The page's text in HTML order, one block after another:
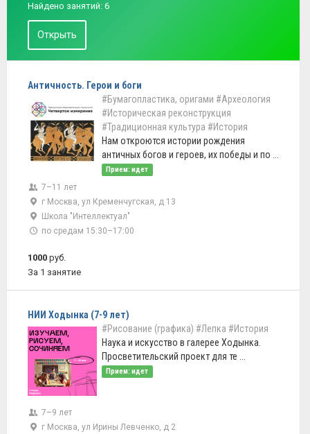
Найдено занятий: 6
Открыть
Античность. Герои и боги
#Бумагопластика, оригами #Археология
#Историческая реконструкция
#Традиционная культура #История
Нам откроются истории рождения
античных богов и героев, их победы и по ...
Прием: идет
7–11 лет
г Москва, ул Кременчугская, д 13
Школа "Интеллектуал"
по средам 15:30–17:00
1000 руб.
За 1 занятие
НИИ Ходынка (7-9 лет)
#Рисование (графика) #Лепка #История
Наука и искусство в галерее Ходынка.
Просветительский проект для те ...
Прием: идет
7–9 лет
г Москва, ул Ирины Левченко, д 2